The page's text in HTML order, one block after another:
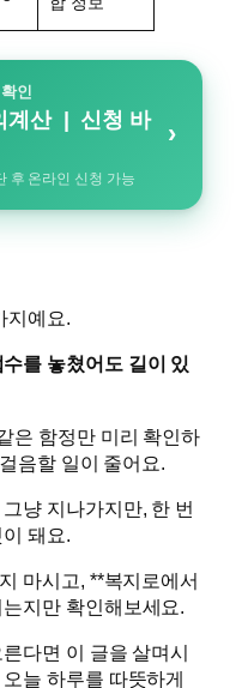
인
계산 | 신청 바
후 온라인 신청 가능
›
지예요.
를 놓쳤어도 길이 있
은 함정만 미리 확인하
음할 일이 줄어요.
냥 지나가지만, 한 번
돼요.
마시고, **복지로에서
지만 확인해보세요.
다면 이 글을 살며시
늘 하루를 따뜻하게